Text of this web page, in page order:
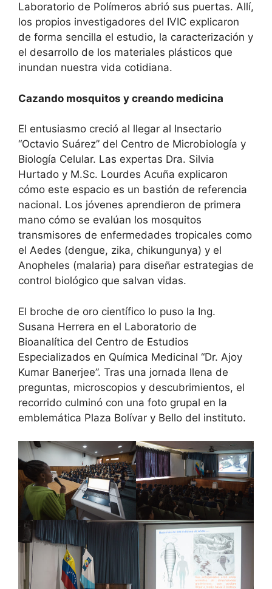
Laboratorio de Polímeros abrió sus puertas. Allí,
los propios investigadores del IVIC explicaron
de forma sencilla el estudio, la caracterización y
el desarrollo de los materiales plásticos que
inundan nuestra vida cotidiana.
​Cazando mosquitos y creando medicina
​El entusiasmo creció al llegar al Insectario
“Octavio Suárez” del Centro de Microbiología y
Biología Celular. Las expertas Dra. Silvia
Hurtado y M.Sc. Lourdes Acuña explicaron
cómo este espacio es un bastión de referencia
nacional. Los jóvenes aprendieron de primera
mano cómo se evalúan los mosquitos
transmisores de enfermedades tropicales como
el Aedes (dengue, zika, chikungunya) y el
Anopheles (malaria) para diseñar estrategias de
control biológico que salvan vidas.
​El broche de oro científico lo puso la Ing.
Susana Herrera en el Laboratorio de
Bioanalítica del Centro de Estudios
Especializados en Química Medicinal “Dr. Ajoy
Kumar Banerjee”. Tras una jornada llena de
preguntas, microscopios y descubrimientos, el
recorrido culminó con una foto grupal en la
emblemática Plaza Bolívar y Bello del instituto.